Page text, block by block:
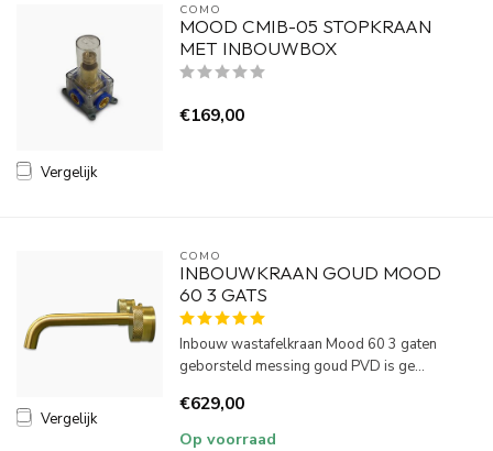
Vergelijk
COMO
MOOD CMIB-05 STOPKRAAN
MET INBOUWBOX
€169,00
Vergelijk
COMO
INBOUWKRAAN GOUD MOOD
60 3 GATS
Inbouw wastafelkraan Mood 60 3 gaten
geborsteld messing goud PVD is ge...
€629,00
Op voorraad